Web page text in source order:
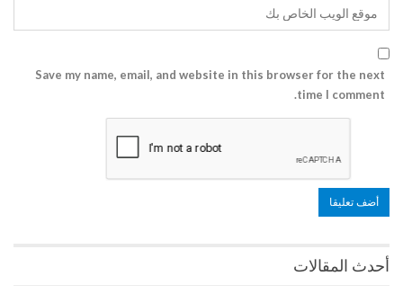
Save my name, email, and website in this browser for the next
time I comment.
أحدث المقالات